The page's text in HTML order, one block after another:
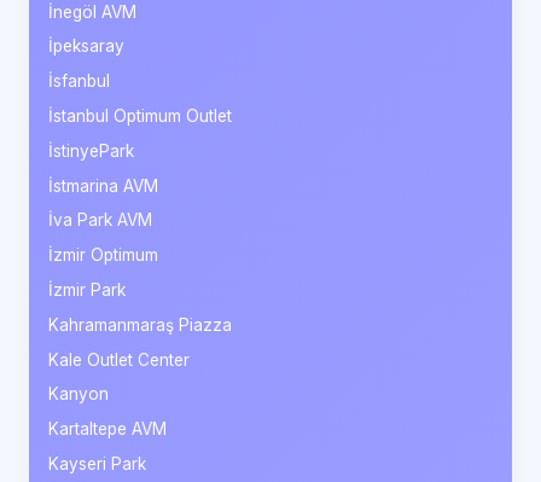
İnegöl AVM
İpeksaray
İsfanbul
İstanbul Optimum Outlet
İstinyePark
İstmarina AVM
İva Park AVM
İzmir Optimum
İzmir Park
Kahramanmaraş Piazza
Kale Outlet Center
Kanyon
Kartaltepe AVM
Kayseri Park